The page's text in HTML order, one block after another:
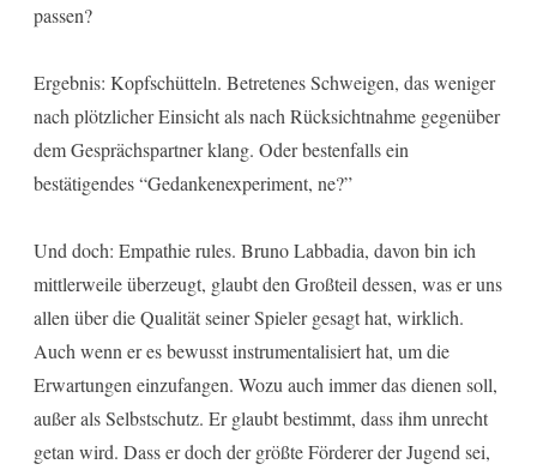
passen?
Ergebnis: Kopfschütteln. Betretenes Schweigen, das weniger
nach plötzlicher Einsicht als nach Rücksichtnahme gegenüber
dem Gesprächspartner klang. Oder bestenfalls ein
bestätigendes “Gedankenexperiment, ne?”
Und doch: Empathie rules. Bruno Labbadia, davon bin ich
mittlerweile überzeugt, glaubt den Großteil dessen, was er uns
allen über die Qualität seiner Spieler gesagt hat, wirklich.
Auch wenn er es bewusst instrumentalisiert hat, um die
Erwartungen einzufangen. Wozu auch immer das dienen soll,
außer als Selbstschutz. Er glaubt bestimmt, dass ihm unrecht
getan wird. Dass er doch der größte Förderer der Jugend sei,